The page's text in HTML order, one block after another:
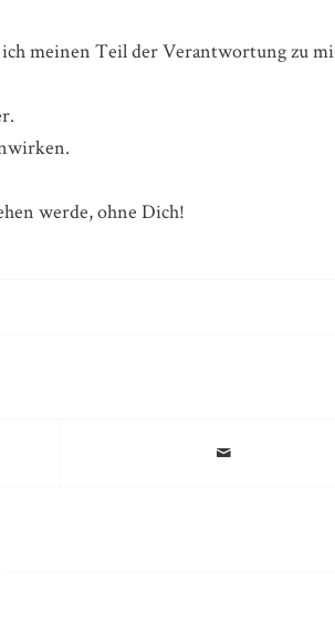
ich meinen Teil der Verantwortung zu
werde, ohne Dich!